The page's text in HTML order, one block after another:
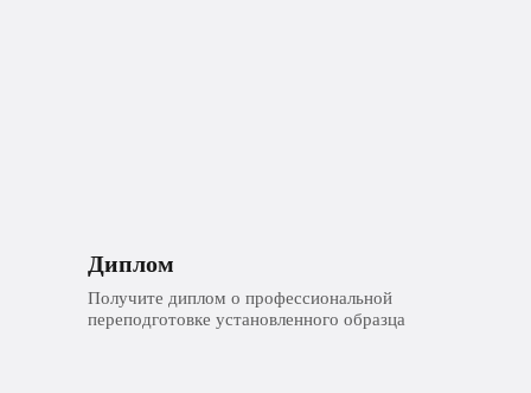
Диплом
Получите диплом о профессиональной
переподготовке установленного образца